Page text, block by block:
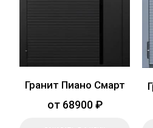
Гранит Пиано Смарт
от 68900 ₽